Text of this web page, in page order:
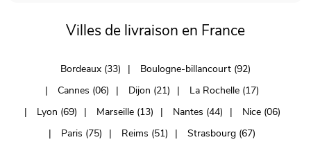
Villes de livraison en France
Bordeaux (33)
Boulogne-billancourt (92)
Cannes (06)
Dijon (21)
La Rochelle (17)
Lyon (69)
Marseille (13) Nantes (44)
Nice (06)
Paris (75)
Reims (51)
Strasbourg (67)